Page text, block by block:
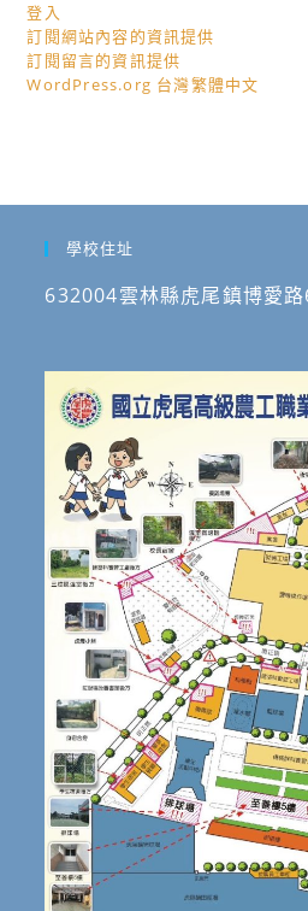
登入
訂閱網站內容的資訊提供
訂閱留言的資訊提供
WordPress.org 台灣繁體中文
學校住址
632004雲林縣虎尾鎮博愛